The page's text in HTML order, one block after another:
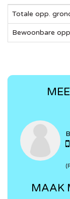
Totale opp.
Bewoonbare
MAAK